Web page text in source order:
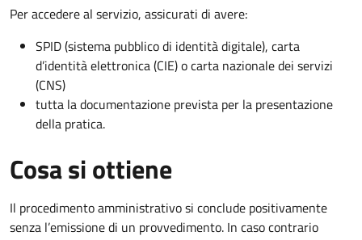
Per accedere al servizio, assicurati di avere:
SPID (sistema pubblico di identità digitale), carta
d’identità elettronica (CIE) o carta nazionale dei servizi
(CNS)
tutta la documentazione prevista per la presentazione
della pratica.
Cosa si ottiene
Il procedimento amministrativo si conclude positivamente
senza l’emissione di un provvedimento. In caso contrario